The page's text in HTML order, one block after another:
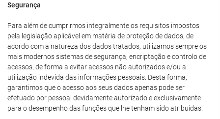
Segurança
Para além de cumprirmos integralmente os requisitos impostos
pela legislação aplicável em matéria de proteção de dados, de
acordo com a natureza dos dados tratados, utilizamos sempre os
mais modernos sistemas de segurança, encriptação e controlo de
acessos, de forma a evitar acessos não autorizados e/ou a
utilização indevida das informações pessoais. Desta forma,
garantimos que o acesso aos seus dados apenas pode ser
efetuado por pessoal devidamente autorizado e exclusivamente
para o desempenho das funções que lhe tenham sido atribuídas.